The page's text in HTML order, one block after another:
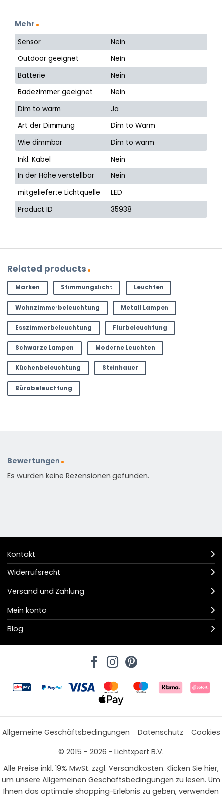
Mehr
Sensor
Nein
Outdoor geeignet
Nein
Batterie
Nein
Badezimmer geeignet
Nein
Dim to warm
Ja
Art der Dimmung
Dim to Warm
Wie dimmbar
Dim to warm
Inkl. Kabel
Nein
In der Höhe verstellbar
Nein
mitgelieferte Lichtquelle
LED
Product ID
35938
Related products
Marken Stimmungslicht Leuchten
Wohnzimmerbeleuchtung Metall Lampen
Esszimmerbeleuchtung Flurbeleuchtung
Schwarze Lampen Moderne Leuchten
Küchenbeleuchtung Steinhauer
Bürobeleuchtung
Bewertungen
Es wurden keine Rezensionen gefunden.
Kontakt
Widerrufsrecht
Versand und Zahlung
Mein konto
Blog
Allgemeine Geschäftsbedingungen Datenschutz
Cookies
© 2015 - 2026 - Lichtxpert B.V.
Alle Preise inkl. 19% MwSt. zzgl. Versandkosten. Klicken Sie hier,
um unsere Allgemeinen Geschäftsbedingungen zu lesen. Um
Ihnen das optimale shopping-Erlebnis zu geben, verwenden